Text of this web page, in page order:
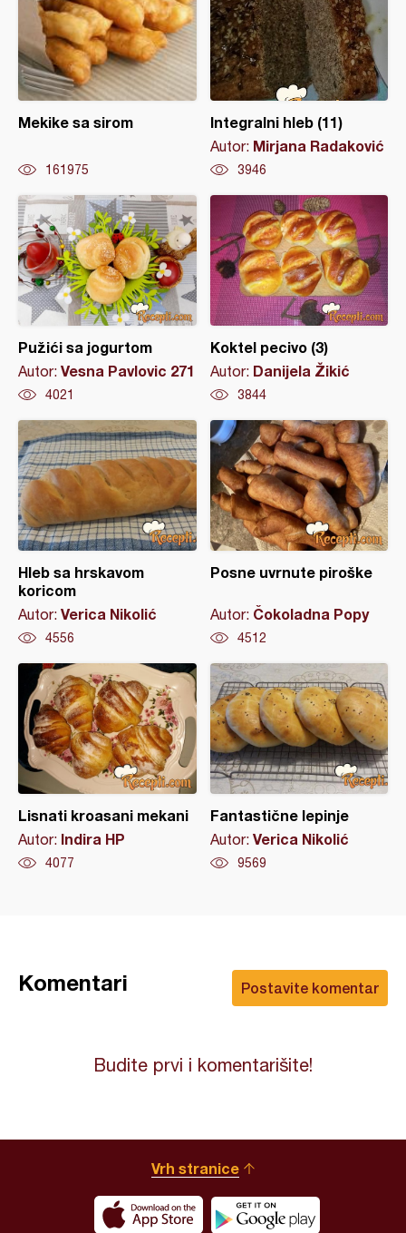
Mekike sa sirom
161975
Integralni hleb (11)
Autor: Mirjana Radaković
3946
Pužići sa jogurtom
Autor: Vesna Pavlovic 271
4021
Koktel pecivo (3)
Autor: Danijela Žikić
3844
Hleb sa hrskavom
koricom
Autor: Verica Nikolić
4556
Posne uvrnute piroške
Autor: Čokoladna Popy
4512
Lisnati kroasani mekani
Autor: Indira HP
4077
Fantastične lepinje
Autor: Verica Nikolić
9569
Postavite komentar
Komentari
Budite prvi i komentarišite!
Vrh stranice